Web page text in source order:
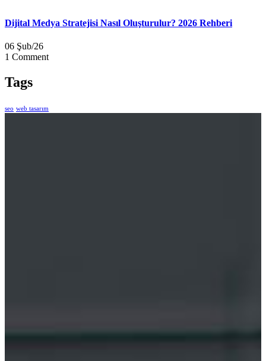
Dijital Medya Stratejisi Nasıl Oluşturulur? 2026 Rehberi
06 Şub/26
1 Comment
Tags
seo web tasarım